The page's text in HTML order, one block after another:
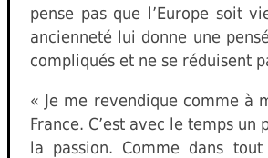
pense pas que l’Europe soit
ancienneté lui donne une
compliqués et ne se réduisent
« Je me revendique comme à
France. C’est avec le temps
la passion. Comme dans